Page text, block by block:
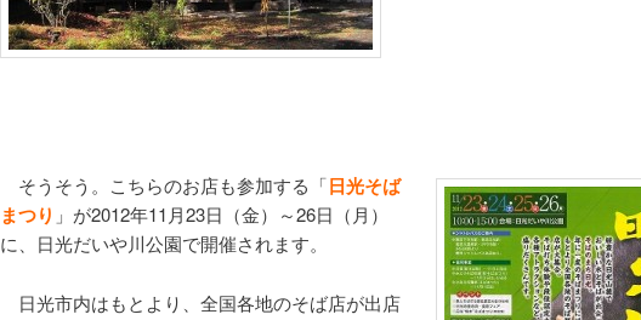
そうそう。こちらのお店も参加する「日光そば
まつり 」が2012年11月23日（金）～26日（月）
に、日光だいや川公園で開催されます。
日光市内はもとより、全国各地のそば店が出店